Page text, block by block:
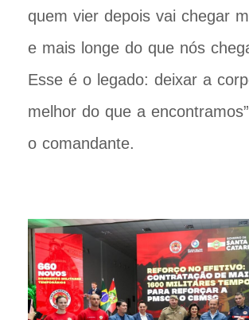
quem vier depois vai chegar
e mais longe do que nós
Esse é o legado: deixar a
melhor do que a
o comandante.